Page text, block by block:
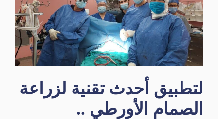
لتطبيق أحدث تقنية لزراعة
الصمام الأورطي ..